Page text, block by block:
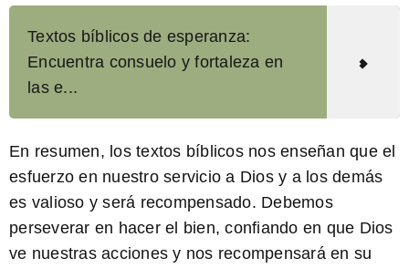
Textos bíblicos de esperanza:
Encuentra consuelo y fortaleza en
las e...
En resumen, los textos bíblicos nos enseñan que el
esfuerzo en nuestro servicio a Dios y a los demás
es valioso y será recompensado. Debemos
perseverar en hacer el bien, confiando en que Dios
ve nuestras acciones y nos recompensará en su